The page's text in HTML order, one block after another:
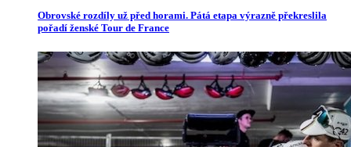
Obrovské rozdíly už před horami. Pátá etapa výrazně překreslila
pořadí ženské Tour de France